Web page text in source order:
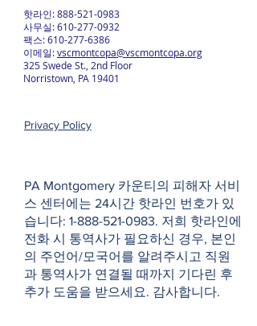
핫라인:888-521-0983
사무실:610-277-0932
팩스:610-277-6386
이메일:vscmontcopa@vscmontcopa.org
325 Swede St., 2nd Floor
Norristown, PA 19401
Privacy Policy
PA Montgomery 카운티의 피해자 서비
스 센터에는 24시간 핫라인 번호가 있
습니다: 1-888-521-0983. 저희 핫라인에
전화 시 통역사가 필요하신 경우, 본인
의 주언어/모국어를 알려주시고 직원
과 통역사가 연결될 때까지 기다린 후
추가 도움을 받으세요. 감사합니다.